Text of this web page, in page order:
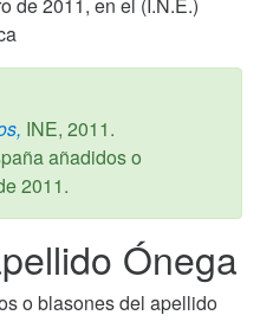
INE, 2011.
añadidos o
2011.
Ónega
o blasones del apellido